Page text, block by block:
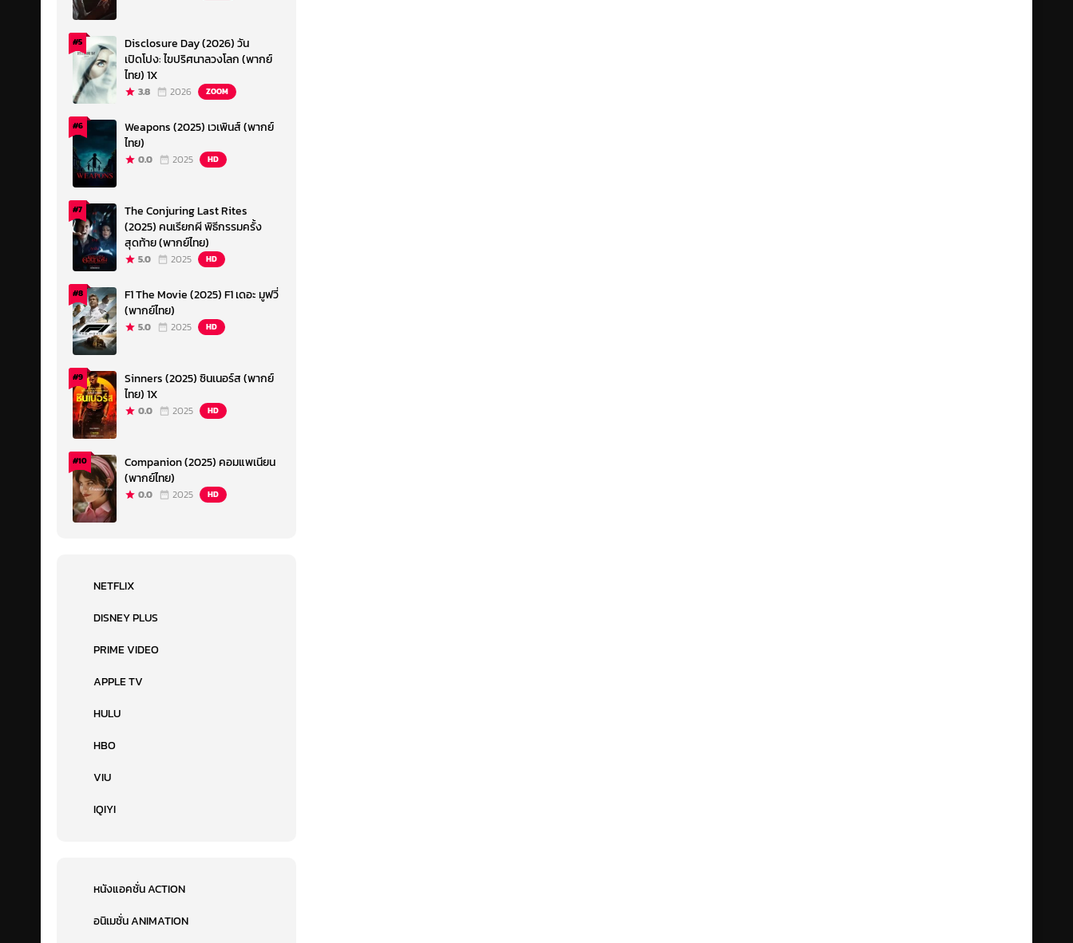
#5
Disclosure Day (2026) วัน
เปิดโปง: ไขปริศนาลวงโลก (พากย์
ไทย) 1X
3.8 2026 ZOOM
#6
Weapons (2025) เวเพินส์ (พากย์
ไทย)
0.0 2025 HD
#7
The Conjuring Last Rites
(2025) คนเรียกผี พิธีกรรมครั้ง
สุดท้าย (พากย์ไทย)
5.0 2025 HD
#8
F1 The Movie (2025) F1 เดอะ มูฟวี่
(พากย์ไทย)
5.0 2025 HD
#9
Sinners (2025) ซินเนอร์ส (พากย์
ไทย) 1X
0.0 2025 HD
#10
Companion (2025) คอมแพเนียน
(พากย์ไทย)
0.0 2025 HD
NETFLIX
DISNEY PLUS
PRIME VIDEO
APPLE TV
HULU
HBO
VIU
IQIYI
หนังแอคชั่น ACTION
อนิเมชั่น ANIMATION